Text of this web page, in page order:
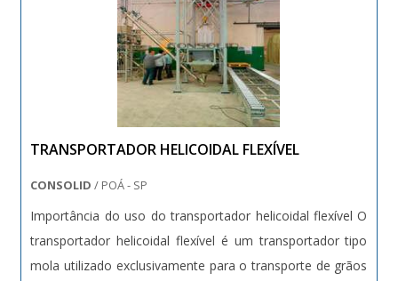
clara e suporte contínuo.
TRANSPORTADOR HELICOIDAL FLEXÍVEL
CONSOLID / POÁ - SP
Importância do uso do transportador helicoidal flexível O
transportador helicoidal flexível é um transportador tipo
mola utilizado exclusivamente para o transporte de grãos